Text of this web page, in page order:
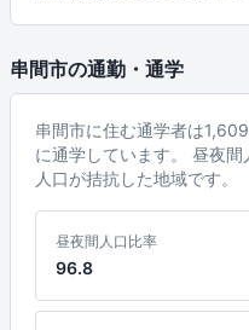
串間市の通勤・通学
串間市に住む通学者は
に通学しています。 昼夜
人口が拮抗した地域です。
昼夜間人口比率
96.8